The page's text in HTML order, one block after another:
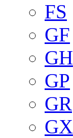
FS
GF
GH
GP
GR
GX